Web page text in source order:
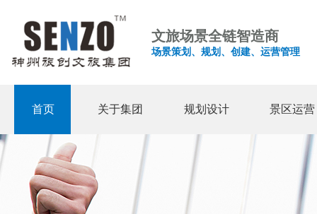
文旅场景全链智造商
场景策划、规划、创建、运营管理
首页 关于集团 规划设计 景区运营